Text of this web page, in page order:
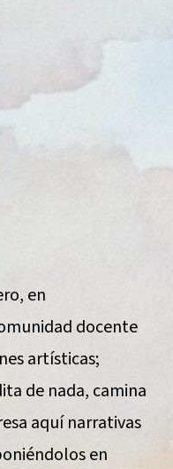
en
docente
artísticas;
de nada, camina
aquí narrativas
en